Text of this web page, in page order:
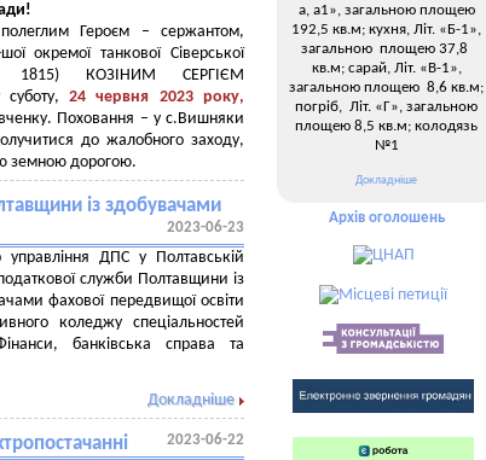
Героєм – сержантом,
окремої танкової Сіверської
ч 1815) КОЗІНИМ СЕРГІЄМ
суботу,24 червня 2023 року,
Поховання – у с.Вишняки
до жалобного заходу,
земною дорогою.
із здобувачами
2023-06-23
управління ДПС у Полтавській
податкової служби Полтавщини із
фахової передвищої освіти
коледжу спеціальностей
банківська справа та
Докладніше
2023-06-22
а, а1», загальною площею
192,5 кв.м; кухня, Літ. «Б-1»,
загальною площею 37,8
кв.м; сарай, Літ. «В-1»,
загальною площею 8,6 кв.м;
погріб, Літ. «Г», загальною
площею 8,5 кв.м; колодязь
№1
Докладніше
Архів оголошень